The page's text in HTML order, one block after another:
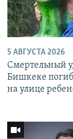
5 АВГУСТА 2026
Смертельный
Бишкеке
на улице